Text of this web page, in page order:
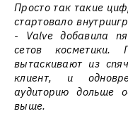
Просто так такие
стартовало
- Valve добавила
сетов косметики.
вытаскивают из
клиент, и
аудиторию дольше
выше.